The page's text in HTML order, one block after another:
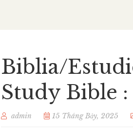
Biblia/
Study Bible
admin 15 Tháng Bảy, 2025